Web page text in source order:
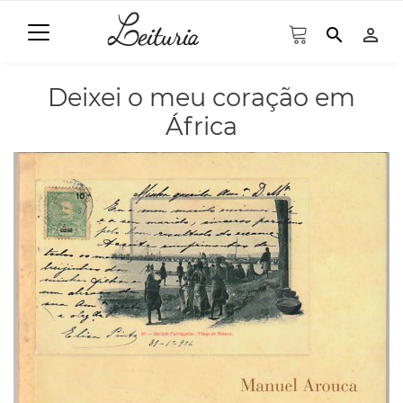
search person_outline
Deixei o meu coração em
África